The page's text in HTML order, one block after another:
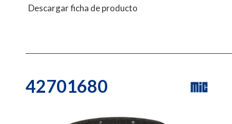
Descargar ficha de producto
42701680